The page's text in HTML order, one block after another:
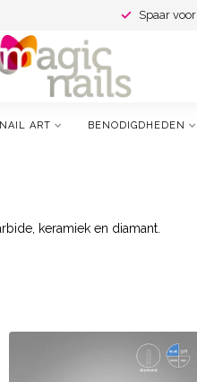
Spaar voor
NAIL ART BENODIGDHEDEN
keramiek en diamant.